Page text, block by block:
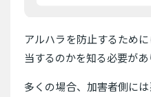
アルハラを防止するため
当するのかを知る必要があ
多くの場合、加害者側に